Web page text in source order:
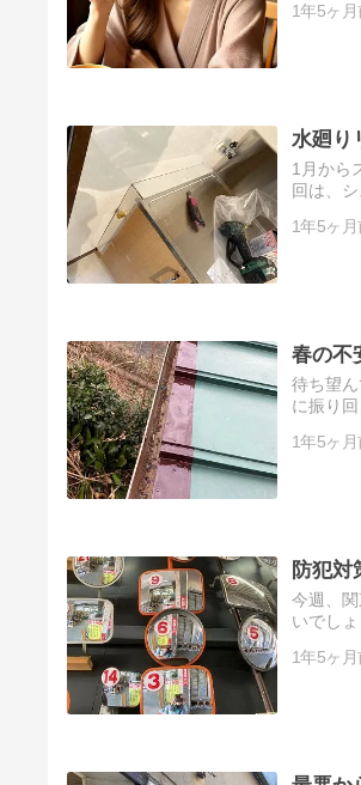
持…
1年5ヶ
水廻り
1月から
回は、
タ…
1年5ヶ
春の不
待ち望
に振り
め…
1年5ヶ
防犯対
今週、
いでし
1年5ヶ